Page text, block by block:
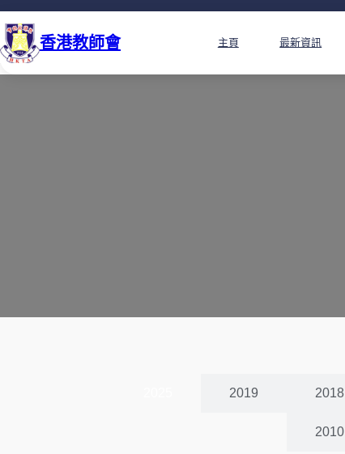
香港教師會 主頁 最新資訊
2019 2018
2010